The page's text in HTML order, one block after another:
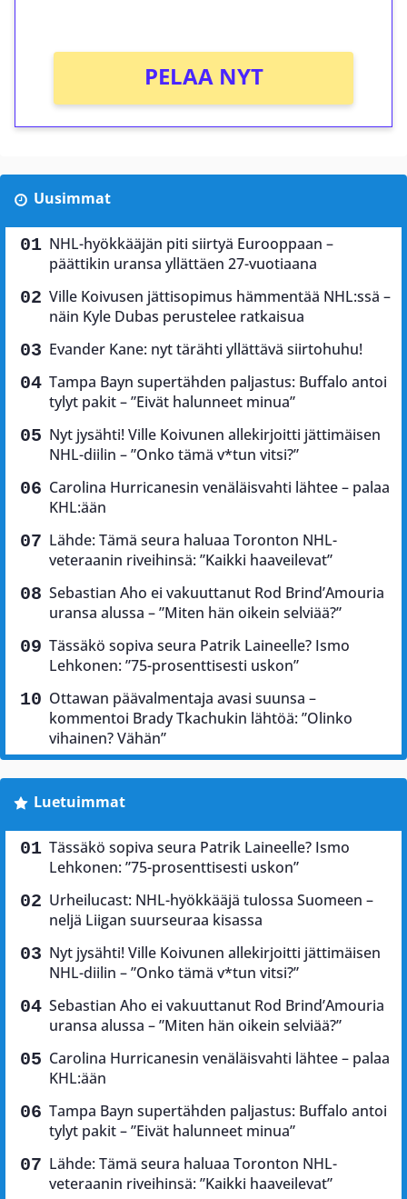
PELAA NYT
Uusimmat
NHL-hyökkääjän piti siirtyä Eurooppaan –
päättikin uransa yllättäen 27-vuotiaana
Ville Koivusen jättisopimus hämmentää NHL:ssä –
näin Kyle Dubas perustelee ratkaisua
Evander Kane: nyt tärähti yllättävä siirtohuhu!
Tampa Bayn supertähden paljastus: Buffalo antoi
tylyt pakit – ”Eivät halunneet minua”
Nyt jysähti! Ville Koivunen allekirjoitti jättimäisen
NHL-diilin – ”Onko tämä v*tun vitsi?”
Carolina Hurricanesin venäläisvahti lähtee – palaa
KHL:ään
Lähde: Tämä seura haluaa Toronton NHL-
veteraanin riveihinsä: ”Kaikki haaveilevat”
Sebastian Aho ei vakuuttanut Rod Brind’Amouria
uransa alussa – ”Miten hän oikein selviää?”
Tässäkö sopiva seura Patrik Laineelle? Ismo
Lehkonen: ”75-prosenttisesti uskon”
Ottawan päävalmentaja avasi suunsa –
kommentoi Brady Tkachukin lähtöä: ”Olinko
vihainen? Vähän”
Luetuimmat
Tässäkö sopiva seura Patrik Laineelle? Ismo
Lehkonen: ”75-prosenttisesti uskon”
Urheilucast: NHL-hyökkääjä tulossa Suomeen –
neljä Liigan suurseuraa kisassa
Nyt jysähti! Ville Koivunen allekirjoitti jättimäisen
NHL-diilin – ”Onko tämä v*tun vitsi?”
Sebastian Aho ei vakuuttanut Rod Brind’Amouria
uransa alussa – ”Miten hän oikein selviää?”
Carolina Hurricanesin venäläisvahti lähtee – palaa
KHL:ään
Tampa Bayn supertähden paljastus: Buffalo antoi
tylyt pakit – ”Eivät halunneet minua”
Lähde: Tämä seura haluaa Toronton NHL-
veteraanin riveihinsä: ”Kaikki haaveilevat”